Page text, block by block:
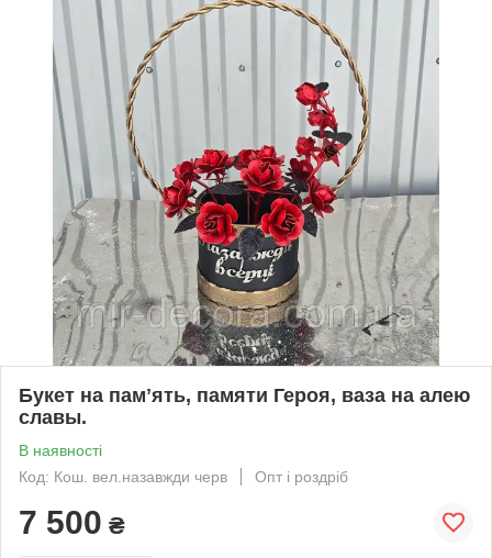
Букет на памʼять, памяти Героя, ваза на алею
славы.
В наявності
Код: Кош. вел.назавжди черв
Опт і роздріб
7 500 ₴